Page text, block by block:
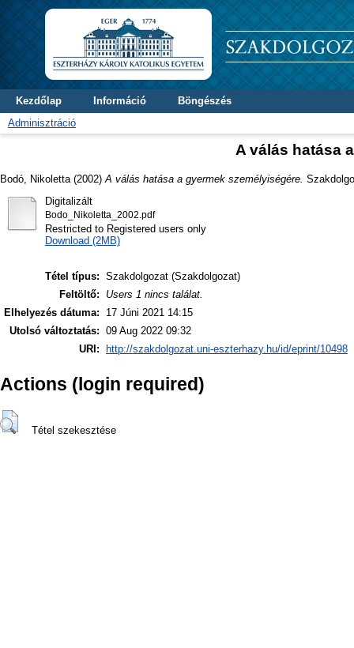
Kezdőlap Információ
Böngészés
Adminisztráció
A válás hatása
Bodó, Nikoletta (2002) A válás hatása a gyermek személyiségére.
Digitalizált
Bodo_Nikoletta_2002.pdf
Restricted to Registered users only
Download (2MB)
Tétel típus: Szakdolgozat (Szakdolgozat)
Feltöltő:
Users 1 nincs találat.
Elhelyezés dátuma:
17 Júni 2021 14:15
Utolsó változtatás: 09 Aug 2022 09:32
URI:
http://szakdolgozat.uni-eszterhazy.hu/id/eprint/10498
Actions (login required)
Tétel szekesztése